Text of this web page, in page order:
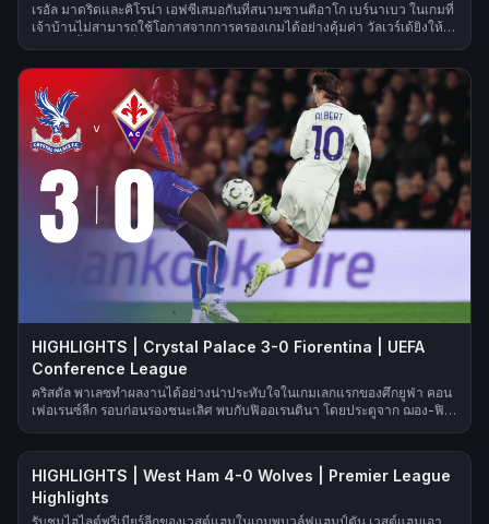
เรอัล มาดริดและคิโรน่า เอฟซีเสมอกันที่สนามซานติอาโก เบร์นาเบว ในเกมที่
เจ้าบ้านไม่สามารถใช้โอกาสจากการครองเกมได้อย่างคุ้มค่า วัลเวร์เด้ยิงให้
งอาร์เบลัวพยายามบุกหาประตูชัยจนจบเกม สร้างโอกาสหลายครั้ง แต่ติดเซฟ
ของกาซซานิก้าและจบสกอร์ไม่เฉียบคม สกอร์จบลงเท่าเดิม ส่งผลให้ผลเสมอนี้
ทำให้โอกาสลุ้นแชมป์ของเรอัล มาดริดซับซ้อนมากขึ้น
HIGHLIGHTS | Crystal Palace 3-0 Fiorentina | UEFA
Conference League
คริสตัล พาเลซทำผลงานได้อย่างน่าประทับใจในเกมเลกแรกของศึกยูฟ่า คอน
เฟอเรนซ์ลีก รอบก่อนรองชนะเลิศ พบกับฟิออเรนตินา โดยประตูจาก ฌอง-ฟิลิ
HIGHLIGHTS | West Ham 4-0 Wolves | Premier League
Highlights